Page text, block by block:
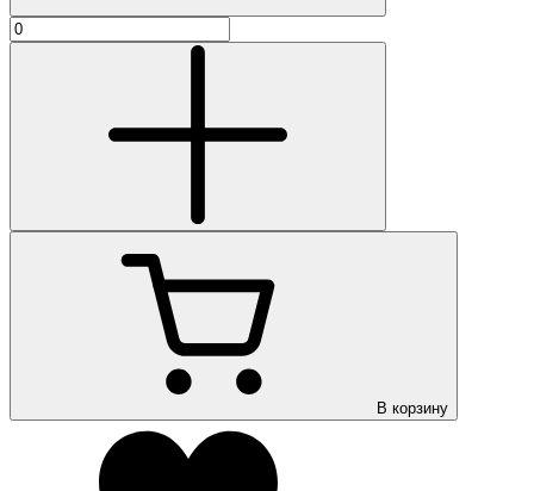
В корзину